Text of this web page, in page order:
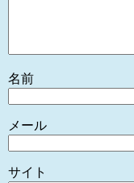
名前
メール
サイト